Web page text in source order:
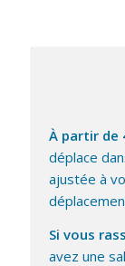
À partir de
déplace
ajustée à
Si vous
avez une